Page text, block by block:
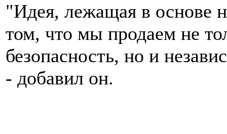
"Идея, лежащая в основе
том, что мы продаем не
безопасность, но и
- добавил он.